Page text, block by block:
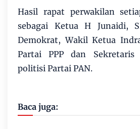
Hasil rapat perwakilan
sebagai Ketua H Junaidi,
Demokrat, Wakil Ketua
Partai PPP dan Sekretaris
politisi Partai PAN.
Baca juga: